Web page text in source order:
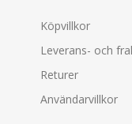
Köpvillkor
Leverans- och
Returer
Användarvillkor